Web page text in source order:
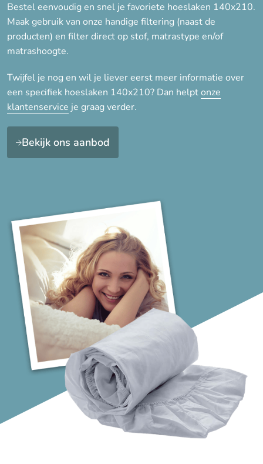
Bestel eenvoudig en snel je favoriete hoeslaken 140x210.
Maak gebruik van onze handige filtering (naast de
producten) en filter direct op stof, matrastype en/of
matrashoogte.
Twijfel je nog en wil je liever eerst meer informatie over
een specifiek hoeslaken 140x210? Dan helptonze
klantenservice je graag verder.
Bekijk ons aanbod
max. 30 cm
40 cm » voor matras tot max.
35 cm